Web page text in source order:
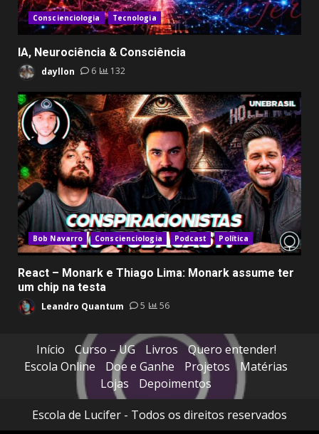
Conscienciologia Tecnologia
IA, Neurociência & Consciência
dayllon 6 132
Bob Navarro Conscienciologia Podcast Política
React – Monark e Thiago Lima: Monark assume ter
um chip na testa
Leandro Quantum 5 56
Início Curso – UG Livros
Quero entender!
Escola Online
Doe e Ganhe Projetos
Matérias
Lojas
Depoimentos
Escola de Lucifer - Todos os direitos reservados